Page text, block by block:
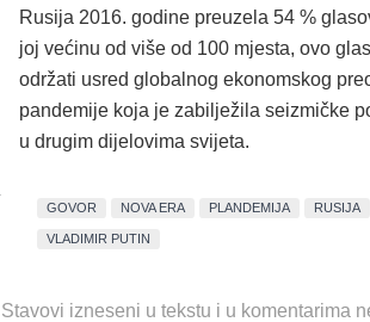
Rusija 2016. godine preuzela 54 %
joj većinu od više od 100 mjesta, ovo
održati usred globalnog ekonomskog
pandemije koja je zabilježila seizmičke
u drugim dijelovima svijeta.
GOVOR NOVA ERA PLANDEMIJA RUSIJA
VLADIMIR PUTIN
Stavovi izneseni u tekstu i u komentarima